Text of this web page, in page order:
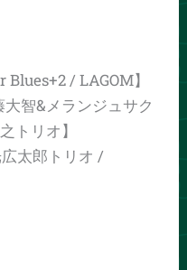
Blues+2 / LAGOM】
大智&メランジュサク
トリオ】
広太郎トリオ /